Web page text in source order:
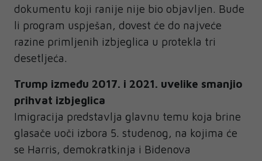
dokumentu koji ranije nije bio objavljen. Bude
li program uspješan, dovest će do najveće
razine primljenih izbjeglica u protekla tri
desetljeća.
Trump između 2017. i 2021. uvelike smanjio
prihvat izbjeglica
Imigracija predstavlja glavnu temu koja brine
glasače uoči izbora 5. studenog, na kojima će
se Harris, demokratkinja i Bidenova